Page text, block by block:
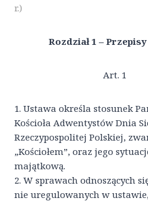
r.)
Rozdział 1 –
Art. 1
1. Ustawa określa stosunek
Kościoła Adwentystów Dnia
Rzeczypospolitej Polskiej,
„Kościołem”, oraz jego
majątkową.
2. W sprawach odnoszących
nie uregulowanych w